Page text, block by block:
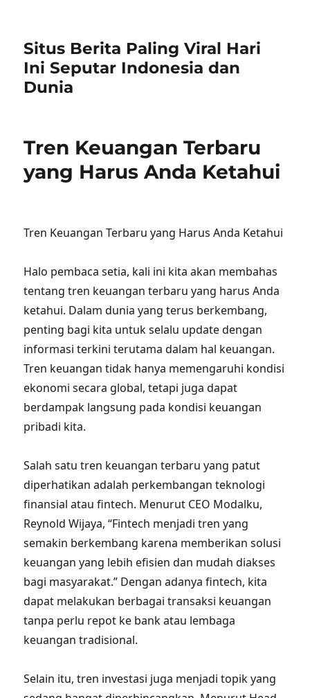
Situs Berita Paling Viral Hari
Ini Seputar Indonesia dan
Dunia
Tren Keuangan Terbaru
yang Harus Anda Ketahui
Tren Keuangan Terbaru yang Harus Anda Ketahui
Halo pembaca setia, kali ini kita akan membahas
tentang tren keuangan terbaru yang harus Anda
ketahui. Dalam dunia yang terus berkembang,
penting bagi kita untuk selalu update dengan
informasi terkini terutama dalam hal keuangan.
Tren keuangan tidak hanya memengaruhi kondisi
ekonomi secara global, tetapi juga dapat
berdampak langsung pada kondisi keuangan
pribadi kita.
Salah satu tren keuangan terbaru yang patut
diperhatikan adalah perkembangan teknologi
finansial atau fintech. Menurut CEO Modalku,
Reynold Wijaya, “Fintech menjadi tren yang
semakin berkembang karena memberikan solusi
keuangan yang lebih efisien dan mudah diakses
bagi masyarakat.” Dengan adanya fintech, kita
dapat melakukan berbagai transaksi keuangan
tanpa perlu repot ke bank atau lembaga
keuangan tradisional.
Selain itu, tren investasi juga menjadi topik yang